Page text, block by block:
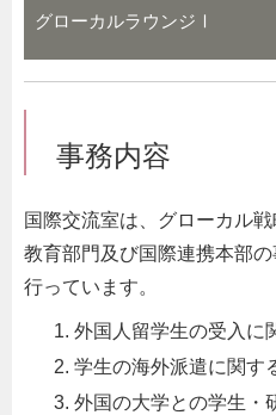
グローカルラウンジⅠ
事務内容
国際交流室は、グローカル
教育部門及び国際連携本部
行っています。
外国人留学生の受入に
学生の海外派遣に関す
外国の大学との学生・